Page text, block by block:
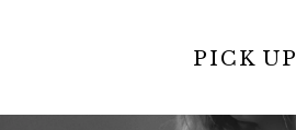
PICK UP